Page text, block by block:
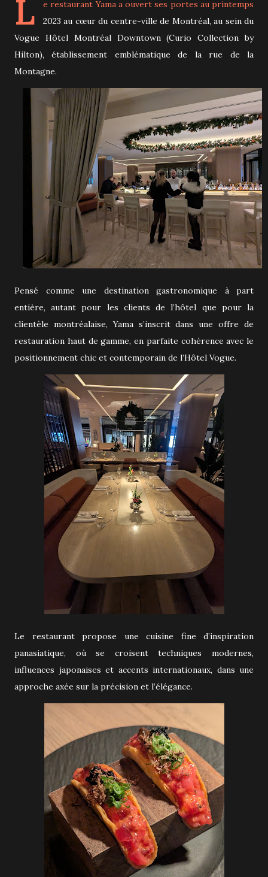
L e restaurantYamaa ouvert ses portes au printemps
2023 au cœur du centre-ville de Montréal, au sein du
Vogue Hôtel Montréal Downtown (Curio Collection by
Hilton), établissement emblématique de la rue de la
Montagne.
Pensé comme une destination gastronomique à part
entière, autant pour les clients de l’hôtel que pour la
clientèle montréalaise, Yama s’inscrit dans une offre de
restauration haut de gamme, en parfaite cohérence avec le
positionnement chic et contemporain de l’Hôtel Vogue.
Le restaurant propose une cuisine fine d’inspiration
panasiatique, où se croisent techniques modernes,
influences japonaises et accents internationaux, dans une
approche axée sur la précision et l’élégance.